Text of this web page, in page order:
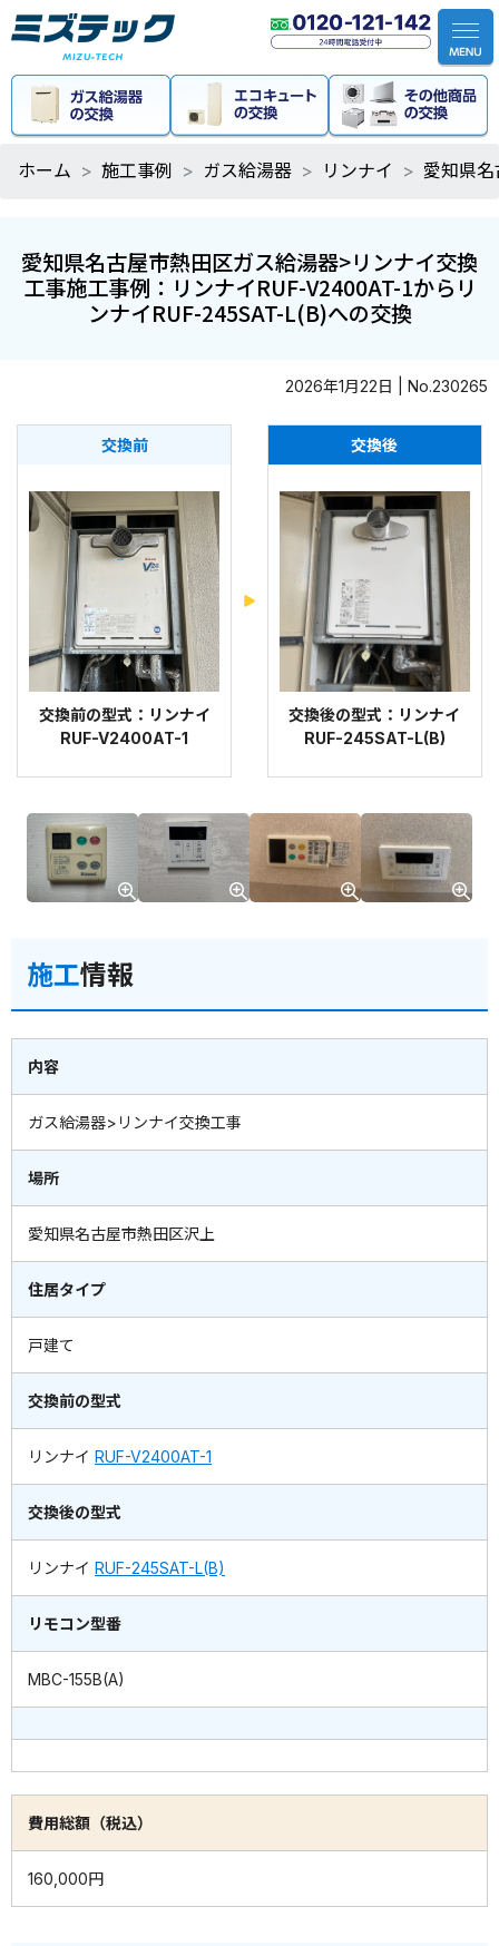
ホーム 施工事例 ガス給湯器 リンナイ 愛知県
愛知県名古屋市熱田区ガス給湯器>リンナイ交換
工事施工事例：リンナイRUF-V2400AT-1からリ
ンナイRUF-245SAT-L(B)への交換
2026年1月22日 | No.230265
交換前
交換前の型式：リンナイ
RUF-V2400AT-1
交換後
交換後の型式：リンナイ
RUF-245SAT-L(B)
施工情報
内容
ガス給湯器>リンナイ交換工事
場所
愛知県名古屋市熱田区沢上
住居タイプ
戸建て
交換前の型式
リンナイ RUF-V2400AT-1
交換後の型式
リンナイ RUF-245SAT-L(B)
リモコン型番
MBC-155B(A)
費用総額（税込）
160,000円